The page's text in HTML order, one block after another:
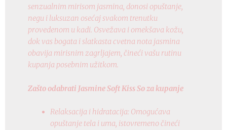
senzualnim mirisom jasmina, donosi opuštanje,
negu i luksuzan osećaj svakom trenutku
provedenom u kadi. Osvežava i omekšava kožu,
dok vas bogata i slatkasta cvetna nota jasmina
obavija mirisnim zagrljajem, čineći vašu rutinu
kupanja posebnim užitkom.
Zašto odabrati Jasmine Soft Kiss So za kupanje
Relaksacija i hidratacija: Omogućava
opuštanje tela i uma, istovremeno čineći